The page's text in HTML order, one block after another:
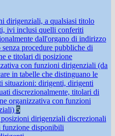
dirigenziali, a qualsiasi titolo
ivi inclusi quelli conferiti
dall'organo di indirizzo
procedure pubbliche di
e titolari di posizione
con funzioni dirigenziali (da
in tabelle che distinguano le
situazioni: dirigenti, dirigenti
discrezionalmente, titolari di
organizzativa con funzioni
5
dirigenziali discrezionali
funzione disponibili